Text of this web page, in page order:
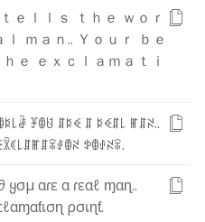
ｔ ｅ ｌ ｌ ｓ ｔ ｈ ｅ ｗ ｏ ｒ
ｌ ｍ ａ ｎ.. Ｙ ｏ ｕ ｒ ｂ ｅ
ｈ ｅ ｅ ｘ ｃ ｌ ａ ｍ ａ ｔ ｉ
ꌅ꒒ꂠ ꐞꂦꐇ ꁲꌅꈼꁲ ꌅꈼꁲ꒒ ꂵꁲꋊ..
ꇒꀯ꒒ꁲꂵꁲꋖꂑꂦꋊ ꉣꂦꂑꋊꋖ.
ყσµ αɾε α ɾεαℓ ɱαɳ..
ℓαɱαƭเσɳ ρσเɳƭ.